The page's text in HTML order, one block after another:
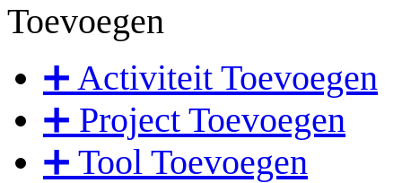
Toevoegen
➕ Activiteit Toevoegen
➕ Project Toevoegen
➕ Tool Toevoegen